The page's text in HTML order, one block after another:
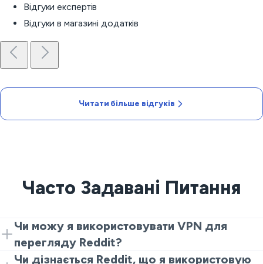
Відгуки експертів
Відгуки в магазині додатків
Читати більше відгуків
Часто Задавані Питання
Чи можу я використовувати VPN для
перегляду Reddit?
Так, ви можете використовувати VeePN для
Чи дізнається Reddit, що я використовую